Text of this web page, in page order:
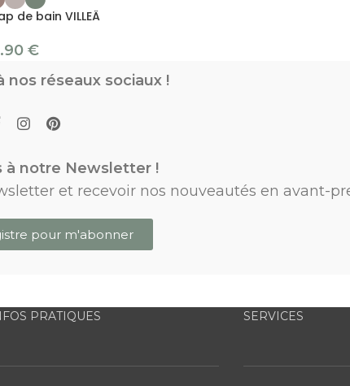
de bain VILLEÄ
€
nos réseaux sociaux !
à notre Newsletter !
et recevoir nos nouveautés en avant-
pour m'abonner
PRATIQUES SERVICES